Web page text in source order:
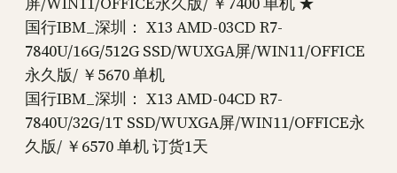
国行IBM_深圳： X13 AMD-03CD R7-
7840U/16G/512G SSD/WUXGA屏/WIN11/OFFICE
永久版/ ￥5670 单机
国行IBM_深圳： X13 AMD-04CD R7-
7840U/32G/1T SSD/WUXGA屏/WIN11/OFFICE永
久版/ ￥6570 单机 订货1天